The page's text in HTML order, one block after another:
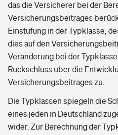
das die Versicherer bei der
Versicherungsbeitrages
Einstufung in der Typklasse,
dies auf den
Veränderung bei der
Rückschluss über die
Versicherungsbeitrages zu.
Die Typklassen spiegeln die
eines jeden in Deutschland
wider. Zur Berechnung der